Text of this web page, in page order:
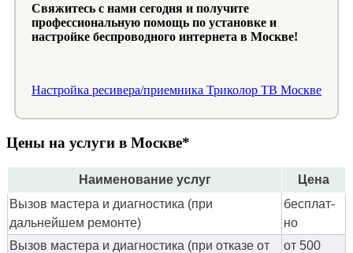
Свяжитесь с нами сегодня и получите
профессиональную помощь по установке и
настройке беспроводного интернета в Москве!
Настройка ресивера/приемника Триколор ТВ Москве
Цены на услуги в Москве*
Наименование услуг
Цена
Вызов мастера и диагностика (при
дальнейшем ремонте)
бес­плат­
но
Вызов мастера и диагностика (при отказе от
от 500